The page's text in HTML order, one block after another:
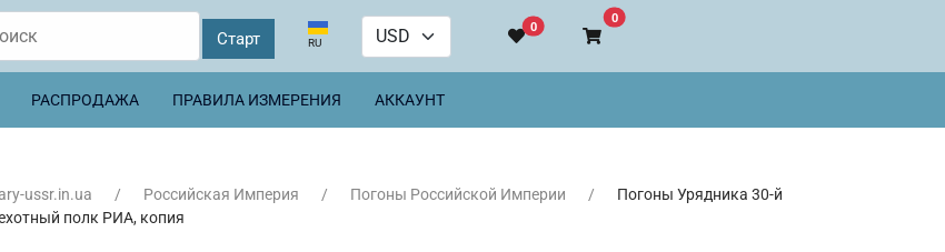
Выберите язык
RU
0
0В корзину
РАСПРОДАЖА ПРАВИЛА ИЗМЕРЕНИЯ АККАУНТ
ussr.in.ua Российская Империя Погоны Российской Империи
Погоны Урядника 30-й
полк РИА, копия